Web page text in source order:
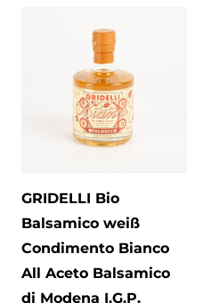
GRIDELLI Bio
Balsamico weiß
Condimento Bianco
All Aceto Balsamico
di Modena I.G.P.